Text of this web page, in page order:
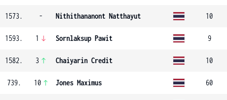
1573. - Nithithananont Natthayut 10
1593. 1 Sornlaksup Pawit 9
1582. 3 Chaiyarin Credit 10
739. 10 Jones Maximus 60